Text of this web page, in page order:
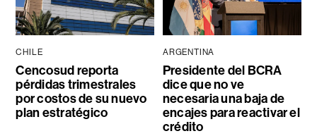
CHILE
Cencosud reporta
pérdidas trimestrales
por costos de su nuevo
plan estratégico
ARGENTINA
Presidente del BCRA
dice que no ve
necesaria una baja de
encajes para reactivar el
crédito